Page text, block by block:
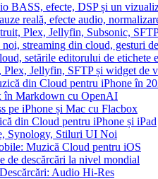
BASS, efecte, DSP și un
reală, efecte audio,
Plex, Jellyfin, Subsonic,
streaming din cloud, gesturi
setările editorului de etichete
Jellyfin, SFTP și widget de
din Cloud pentru iPhone în
în Markdown cu OpenAI
pe iPhone și Mac cu Flacbox
din Cloud pentru iPhone și iPad
Synology, Stiluri UI Noi
Muzică Cloud pentru iOS
de descărcări la nivel mondial
Audio Hi-Res